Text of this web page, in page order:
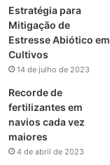
Estratégia para
Mitigação de
Estresse Abiótico em
Cultivos
14 de julho de 2023
Recorde de
fertilizantes em
navios cada vez
maiores
4 de abril de 2023